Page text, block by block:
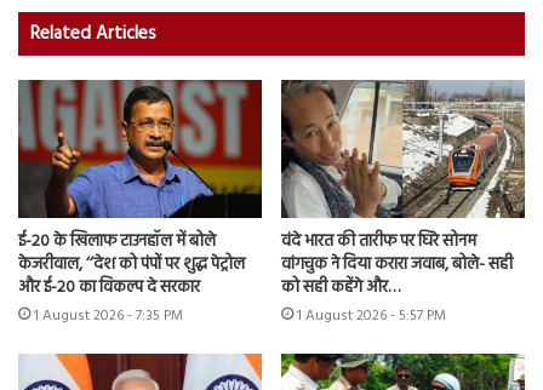
Related Articles
ई-20 के खिलाफ टाउनहॉल में बोले
केजरीवाल, ‘‘देश को पंपों पर शुद्ध पेट्रोल
और ई-20 का विकल्प दे सरकार
1 August 2026 - 7:35 PM
वंदे भारत की तारीफ पर घिरे सोनम
वांगचुक ने दिया करारा जवाब, बोले- सही
को सही कहेंगे और…
1 August 2026 - 5:57 PM